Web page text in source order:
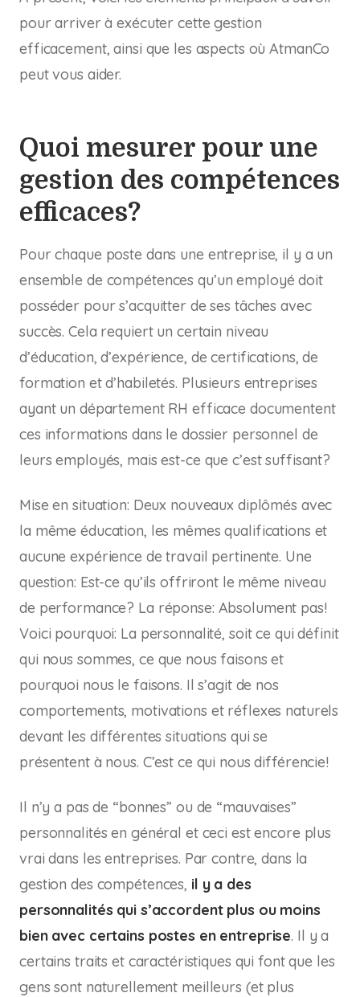
pour arriver à exécuter cette gestion
efficacement, ainsi que les aspects où AtmanCo
peut vous aider.
Quoi mesurer pour une
gestion des compétences
efficaces?
Pour chaque poste dans une entreprise, il y a un
ensemble de compétences qu’un employé doit
posséder pour s’acquitter de ses tâches avec
succès. Cela requiert un certain niveau
d’éducation, d’expérience, de certifications, de
formation et d’habiletés. Plusieurs entreprises
ayant un département RH efficace documentent
ces informations dans le dossier personnel de
leurs employés, mais est-ce que c’est suffisant?
Mise en situation: Deux nouveaux diplômés avec
la même éducation, les mêmes qualifications et
aucune expérience de travail pertinente. Une
question: Est-ce qu’ils offriront le même niveau
de performance? La réponse: Absolument pas!
Voici pourquoi: La personnalité, soit ce qui définit
qui nous sommes, ce que nous faisons et
pourquoi nous le faisons. Il s’agit de nos
comportements, motivations et réflexes naturels
devant les différentes situations qui se
présentent à nous. C’est ce qui nous différencie!
Il n’y a pas de “bonnes” ou de “mauvaises”
personnalités en général et ceci est encore plus
vrai dans les entreprises. Par contre, dans la
gestion des compétences, il y a des
personnalités qui s’accordent plus ou moins
bien avec certains postes en entreprise. Il y a
certains traits et caractéristiques qui font que les
gens sont naturellement meilleurs (et plus